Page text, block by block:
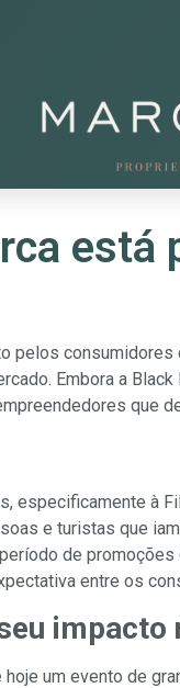
está
pelos
Embora a
que
especificamente à
e turistas que
de
entre os
impacto
um evento de